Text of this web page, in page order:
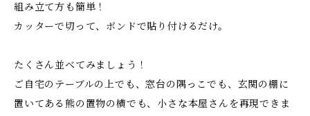
組み立て方も簡単！
カッターで切って、ボンドで貼り付けるだけ。
たくさん並べてみましょう！
ご自宅のテーブルの上でも、窓台の隅っこでも、玄関の棚に
置いてある熊の置物の横でも、小さな本屋さんを再現できま